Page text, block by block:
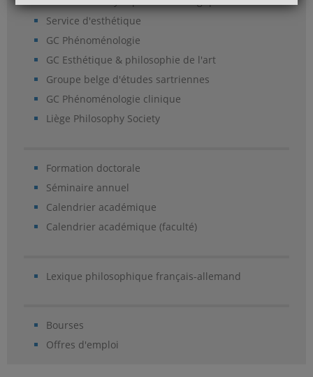
Service d'esthétique
GC Phénoménologie
GC Esthétique & philosophie de l'art
Groupe belge d'études sartriennes
GC Phénoménologie clinique
Liège Philosophy Society
Formation doctorale
Séminaire annuel
Calendrier académique
Calendrier académique (faculté)
Lexique philosophique français-allemand
Bourses
Offres d'emploi